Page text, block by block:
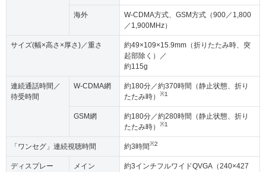
海外
W-CDMA方式、GSM方式（900／1,800
／1,900MHz）
サイズ(幅×高さ×厚さ)／重さ
約49×109×15.9mm（折りたたみ時、突
起部除く）／
約115g
連続通話時間／
待受時間
W-CDMA網
約180分／約370時間（静止状態、折り
たたみ時）
※1
GSM網
約180分／約280時間（静止状態、折り
たたみ時）
※1
「ワンセグ」連続視聴時間 約3時間※2
ディスプレー メイン
約3インチフルワイドQVGA（240×427